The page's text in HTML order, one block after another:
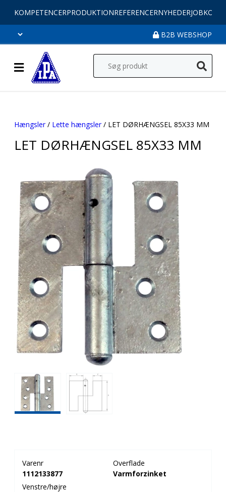
KOMPETENCERPRODUKTIONREFERENCERNYHEDERJOB
B2B WEBSHOP
Hængsler/ Lette hængsler/ LET DØRHÆNGSEL 85X33 MM
LET DØRHÆNGSEL 85X33 MM
Varenr
1112133877
Overflade
Varmforzinket
Venstre/højre